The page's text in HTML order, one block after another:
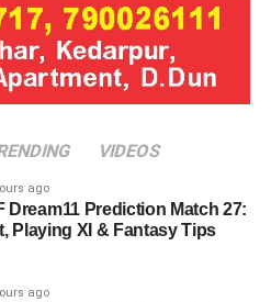
VIDEOS
ago
Dream11 Prediction Match 27:
Playing XI & Fantasy Tips
ago